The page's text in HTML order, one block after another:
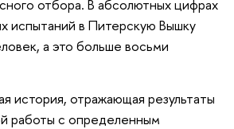
отбора. В абсолютных цифрах
испытаний в Питерскую Вышку
а это больше восьми
история, отражающая результаты
работы с определенным